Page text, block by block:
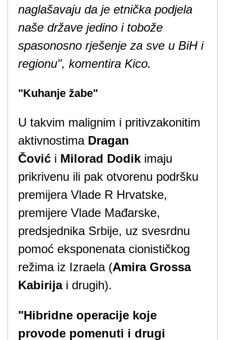
naglašavaju da je etnička podjela
naše države jedino i tobože
spasonosno rješenje za sve u BiH i
regionu", komentira Kico.
"Kuhanje žabe"
U takvim malignim i pritivzakonitim
aktivnostimaDragan
Čović i Milorad Dodik imaju
prikrivenu ili pak otvorenu podršku
premijera Vlade R Hrvatske,
premijere Vlade Mađarske,
predsjednika Srbije, uz svesrdnu
pomoć eksponenata cionističkog
režima iz Izraela (Amira Grossa
Kabirijai drugih).
"Hibridne operacije koje
provode pomenuti i drugi